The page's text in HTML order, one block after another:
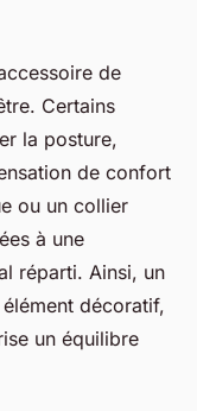
de
Certains
la posture,
de confort
ou un collier
à une
réparti. Ainsi, un
décoratif,
un équilibre